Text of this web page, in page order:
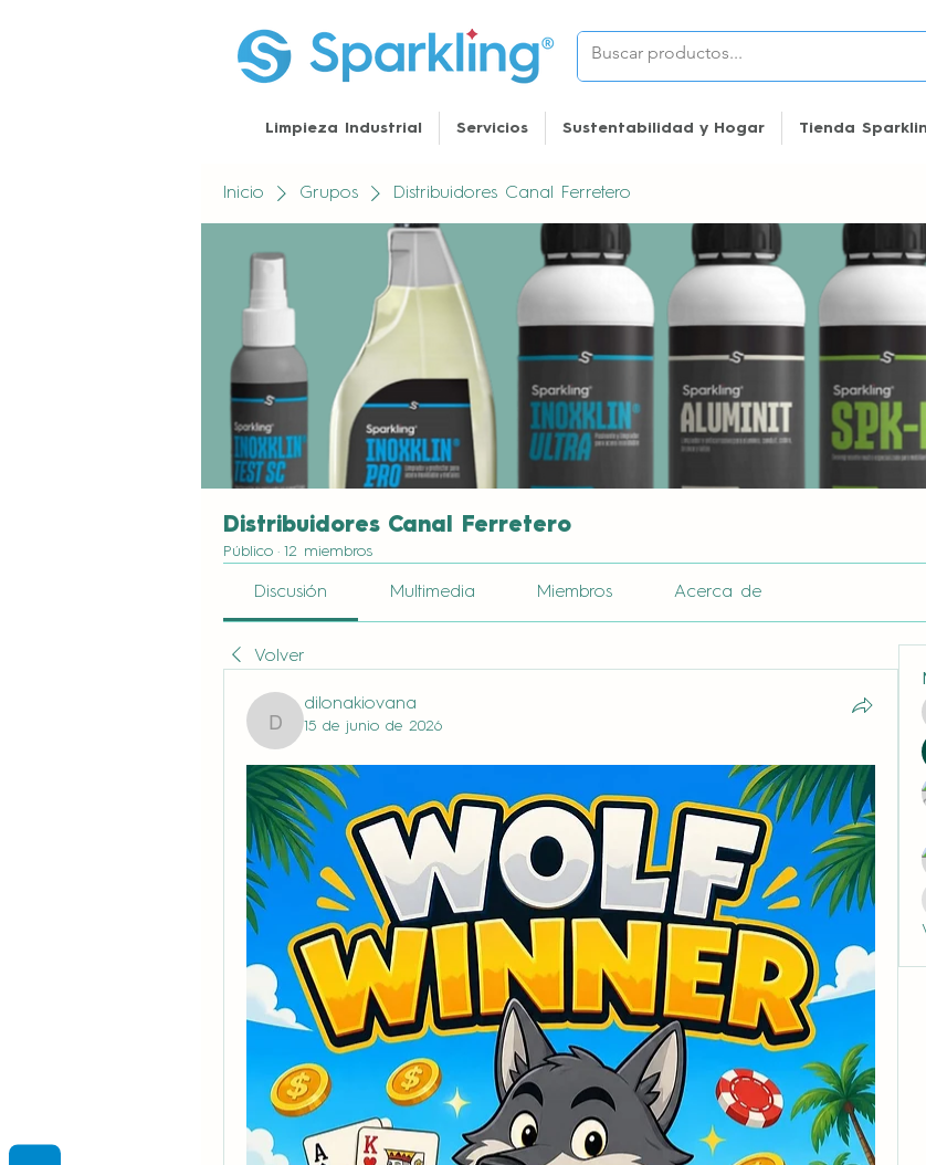
Limpieza Industrial Servicios Sustentabilidad y Hogar Tienda
Inicio Grupos Distribuidores Canal Ferretero
Distribuidores Canal Ferretero
Público · 12 miembros
Discusión Multimedia Miembros Acerca de
Volver
dilonakiovana
dilonakiovana
15 de junio de 2026